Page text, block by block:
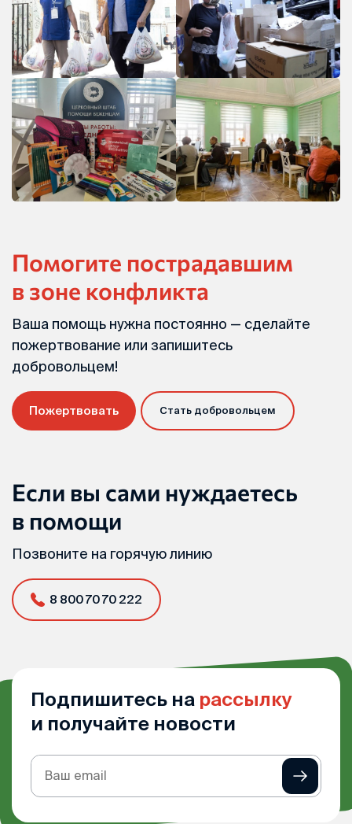
Помогите пострадавшим
в зоне конфликта
Ваша помощь нужна постоянно — сделайте
пожертвование или запишитесь
добровольцем!
Пожертвовать Стать добровольцем
Если вы сами нуждаетесь
в помощи
Позвоните на горячую линию
8 800 70 70 222
Подпишитесь на рассылку
и получайте новости
Подписка
на